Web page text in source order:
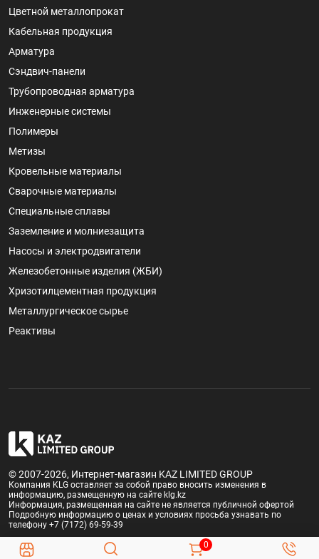
Цветной металлопрокат
Кабельная продукция
Арматура
Сэндвич-панели
Трубопроводная арматура
Инженерные системы
Полимеры
Метизы
Кровельные материалы
Сварочные материалы
Специальные сплавы
Заземление и молниезащита
Насосы и электродвигатели
Железобетонные изделия (ЖБИ)
Хризотилцементная продукция
Металлургическое сырье
Реактивы
© 2007-2026, Интернет-магазин KAZ LIMITED GROUP
Компания KLG оставляет за собой право вносить изменения в
информацию, размещенную на сайте klg.kz
Информация, размещенная на сайте не является публичной офертой
Подробную информацию о ценах и условиях просьба узнавать по
телефону +7 (7172) 69-59-39
0